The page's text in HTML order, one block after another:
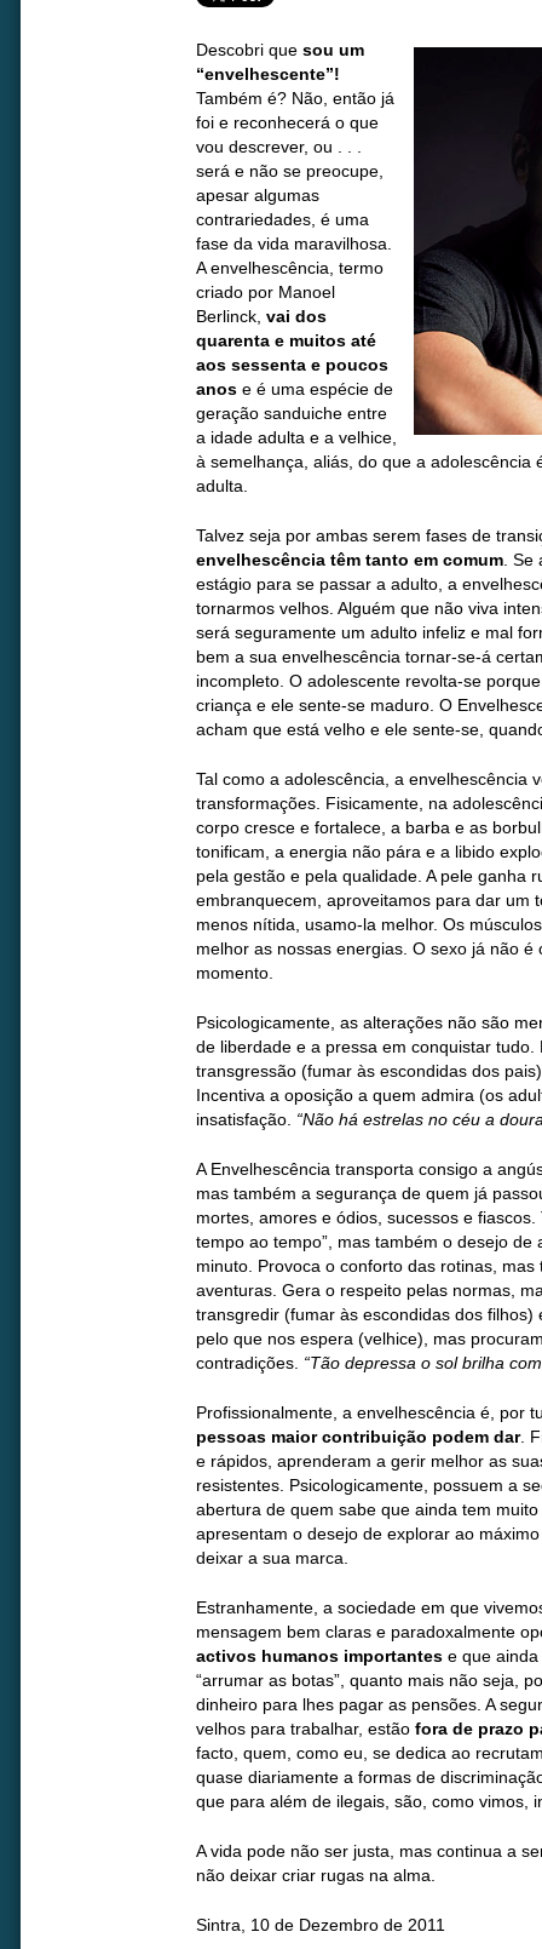
Descobri que sou um
“envelhescente”!
Também é? Não, então já
foi e reconhecerá o que
vou descrever, ou . . .
será e não se preocupe,
apesar algumas
contrariedades, é uma
fase da vida maravilhosa.
A envelhescência, termo
criado por Manoel
Berlinck, vai dos
quarenta e muitos até
aos sessenta e poucos
anos e é uma espécie de
geração sanduiche entre
a idade adulta e a velhice,
à semelhança, aliás, do que a adolescência
adulta.
Talvez seja por ambas serem fases de
envelhescência têm tanto em comum. Se
estágio para se passar a adulto, a
tornarmos velhos. Alguém que não viva
será seguramente um adulto infeliz e mal
bem a sua envelhescência tornar-se-á
incompleto. O adolescente revolta-se
criança e ele sente-se maduro. O
acham que está velho e ele sente-se,
Tal como a adolescência, a envelhescência
transformações. Fisicamente, na
corpo cresce e fortalece, a barba e as
tonificam, a energia não pára e a libido
pela gestão e pela qualidade. A pele ganha
embranquecem, aproveitamos para dar um
menos nítida, usamo-la melhor. Os
melhor as nossas energias. O sexo já não é
momento.
Psicologicamente, as alterações não são
de liberdade e a pressa em conquistar tudo.
transgressão (fumar às escondidas dos
Incentiva a oposição a quem admira (os
insatisfação. “Não há estrelas no céu a
A Envelhescência transporta consigo a
mas também a segurança de quem já
mortes, amores e ódios, sucessos e fiascos.
tempo ao tempo”, mas também o desejo de
minuto. Provoca o conforto das rotinas,
aventuras. Gera o respeito pelas normas,
transgredir (fumar às escondidas dos filhos)
pelo que nos espera (velhice), mas
contradições. “Tão depressa o sol brilha
Profissionalmente, a envelhescência é, por
pessoas maior contribuição podem dar.
e rápidos, aprenderam a gerir melhor as
resistentes. Psicologicamente, possuem a
abertura de quem sabe que ainda tem
apresentam o desejo de explorar ao
deixar a sua marca.
Estranhamente, a sociedade em que
mensagem bem claras e paradoxalmente
activos humanos importantes e que
“arrumar as botas”, quanto mais não seja,
dinheiro para lhes pagar as pensões. A
velhos para trabalhar, estão fora de prazo
facto, quem, como eu, se dedica ao
quase diariamente a formas de
que para além de ilegais, são, como vimos,
A vida pode não ser justa, mas continua a
não deixar criar rugas na alma.
Sintra, 10 de Dezembro de 2011